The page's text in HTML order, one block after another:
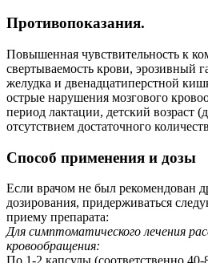
Противопоказания.
Повышенная чувствительность к
свертываемость крови, эрозивный
желудка и двенадцатиперстной
острые нарушения мозгового
период лактации, детский возраст
отсутствием достаточного
Способ применения и дозы
Если врачом не был рекомендован
дозирования, придерживаться
приему препарата:
Для симптоматического лечения
кровообращения: